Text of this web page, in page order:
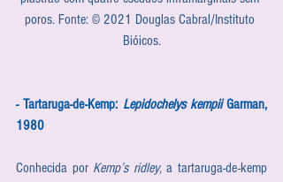
poros. Fonte: © 2021 Douglas Cabral/Instituto
Bióicos.
- Tartaruga-de-Kemp: Lepidochelys kempii Garman,
1980
Conhecida por Kemp’s ridley, a tartaruga-de-kemp